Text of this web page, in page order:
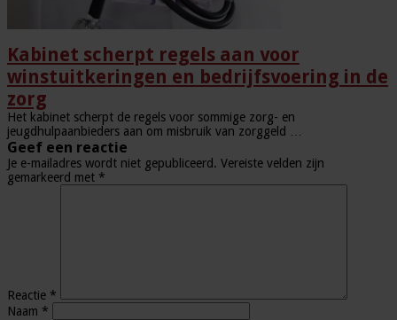
Kabinet scherpt regels aan voor
winstuitkeringen en bedrijfsvoering in de
zorg
Het kabinet scherpt de regels voor sommige zorg- en
jeugdhulpaanbieders aan om misbruik van zorggeld …
Geef een reactie
Je e-mailadres wordt niet gepubliceerd. Vereiste velden zijn
gemarkeerd met *
Reactie *
Naam *